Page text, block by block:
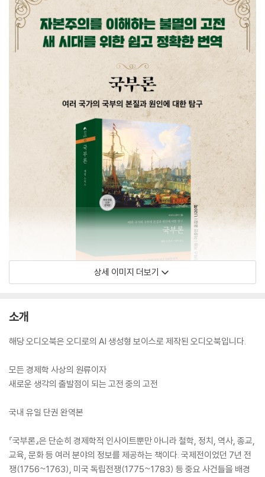
상세 이미지 더보기
소개
해당 오디오북은 오디로의 AI 생성형 보이스로 제작된 오디오북입니다.
모든 경제학 사상의 원류이자
새로운 생각의 출발점이 되는 고전 중의 고전
국내 유일 단권 완역본
『국부론』은 단순히 경제학적 인사이트뿐만 아니라 철학, 정치, 역사, 종교,
교육, 문화 등 여러 분야의 정보를 제공하는 책이다. 국제전이었던 7년 전
쟁(1756~1763), 미국 독립전쟁(1775~1783) 등 중요 사건들을 배경